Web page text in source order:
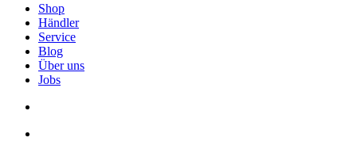
Shop
Händler
Service
Blog
Über uns
Jobs